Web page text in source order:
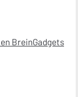
BreinGadgets